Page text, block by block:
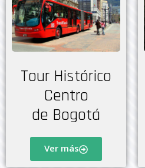
Tour Histórico
Centro
de Bogotá
Ver más